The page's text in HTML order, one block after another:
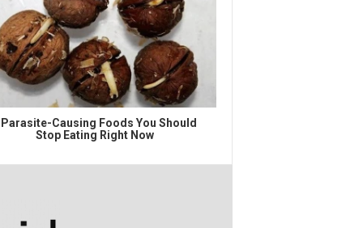
Causing Foods You Should
Stop Eating Right Now